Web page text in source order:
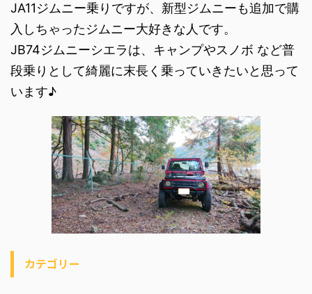
JA11ジムニー乗りですが、新型ジムニーも追加で購
入しちゃったジムニー大好きな人です。
JB74ジムニーシエラは、キャンプやスノボ など普
段乗りとして綺麗に末長く乗っていきたいと思って
います♪
カテゴリー